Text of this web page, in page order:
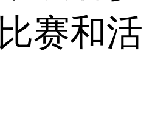
赛和活